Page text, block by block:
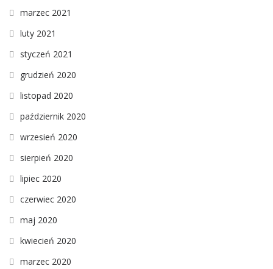
marzec 2021
luty 2021
styczeń 2021
grudzień 2020
listopad 2020
październik 2020
wrzesień 2020
sierpień 2020
lipiec 2020
czerwiec 2020
maj 2020
kwiecień 2020
marzec 2020